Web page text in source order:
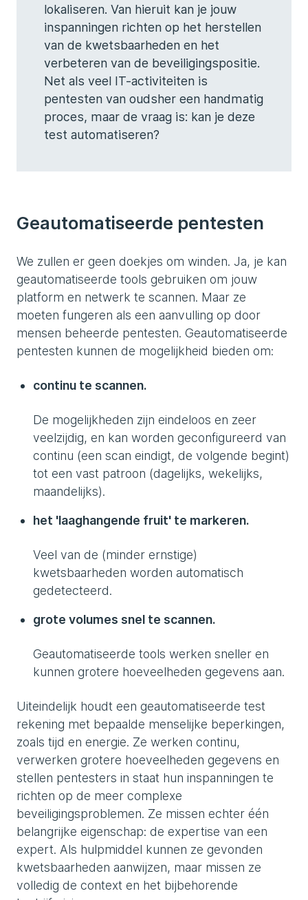
lokaliseren. Van hieruit kan je jouw
inspanningen richten op het herstellen
van de kwetsbaarheden en het
verbeteren van de beveiligingspositie.
Net als veel IT-activiteiten is
pentesten van oudsher een handmatig
proces, maar de vraag is: kan je deze
test automatiseren?
Geautomatiseerde pentesten
We zullen er geen doekjes om winden. Ja, je kan
geautomatiseerde tools gebruiken om jouw
platform en netwerk te scannen. Maar ze
moeten fungeren als een aanvulling op door
mensen beheerde pentesten. Geautomatiseerde
pentesten kunnen de mogelijkheid bieden om:
continu te scannen.
De mogelijkheden zijn eindeloos en zeer
veelzijdig, en kan worden geconfigureerd van
continu (een scan eindigt, de volgende begint)
tot een vast patroon (dagelijks, wekelijks,
maandelijks).
het 'laaghangende fruit' te markeren.
Veel van de (minder ernstige)
kwetsbaarheden worden automatisch
gedetecteerd.
grote volumes snel te scannen.
Geautomatiseerde tools werken sneller en
kunnen grotere hoeveelheden gegevens aan.
Uiteindelijk houdt een geautomatiseerde test
rekening met bepaalde menselijke beperkingen,
zoals tijd en energie. Ze werken continu,
verwerken grotere hoeveelheden gegevens en
stellen pentesters in staat hun inspanningen te
richten op de meer complexe
beveiligingsproblemen. Ze missen echter één
belangrijke eigenschap: de expertise van een
expert. Als hulpmiddel kunnen ze gevonden
kwetsbaarheden aanwijzen, maar missen ze
volledig de context en het bijbehorende